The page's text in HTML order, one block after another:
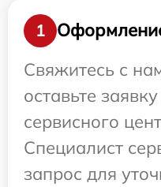
1
Свяжитесь с
оставьте
сервисного
Специалист
запрос для